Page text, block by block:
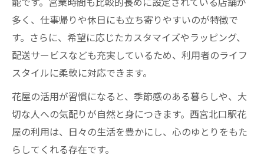
多く、仕事帰りや休日にも立ち寄りやすいのが特徴で
す。さらに、希望に応じたカスタマイズやラッピング、
配送サービスなども充実しているため、利用者のライフ
スタイルに柔軟に対応できます。
花屋の活用が習慣になると、季節感のある暮らしや、大
切な人への気配りが自然と身につきます。西宮北口駅花
屋の利用は、日々の生活を豊かにし、心のゆとりをもた
らしてくれる存在です。